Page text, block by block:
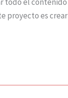
proyecto es crear